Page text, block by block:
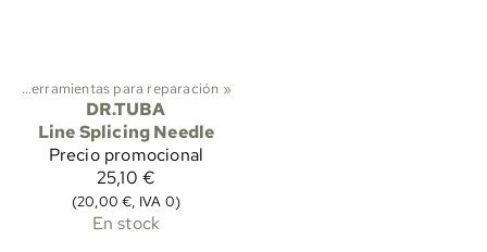
Herramientas para reparación ‪»
DR.TUBA
Line Splicing Needle
Precio promocional
25,10 €
(20,00 €, IVA 0)
En stock